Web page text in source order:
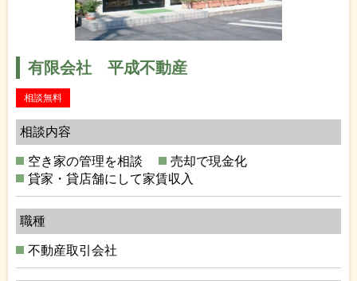
有限会社 平成不動産
相談無料
相談内容
空き家の管理を相談
売却で現金化
貸家・貸店舗にして家賃収入
職種
不動産取引会社